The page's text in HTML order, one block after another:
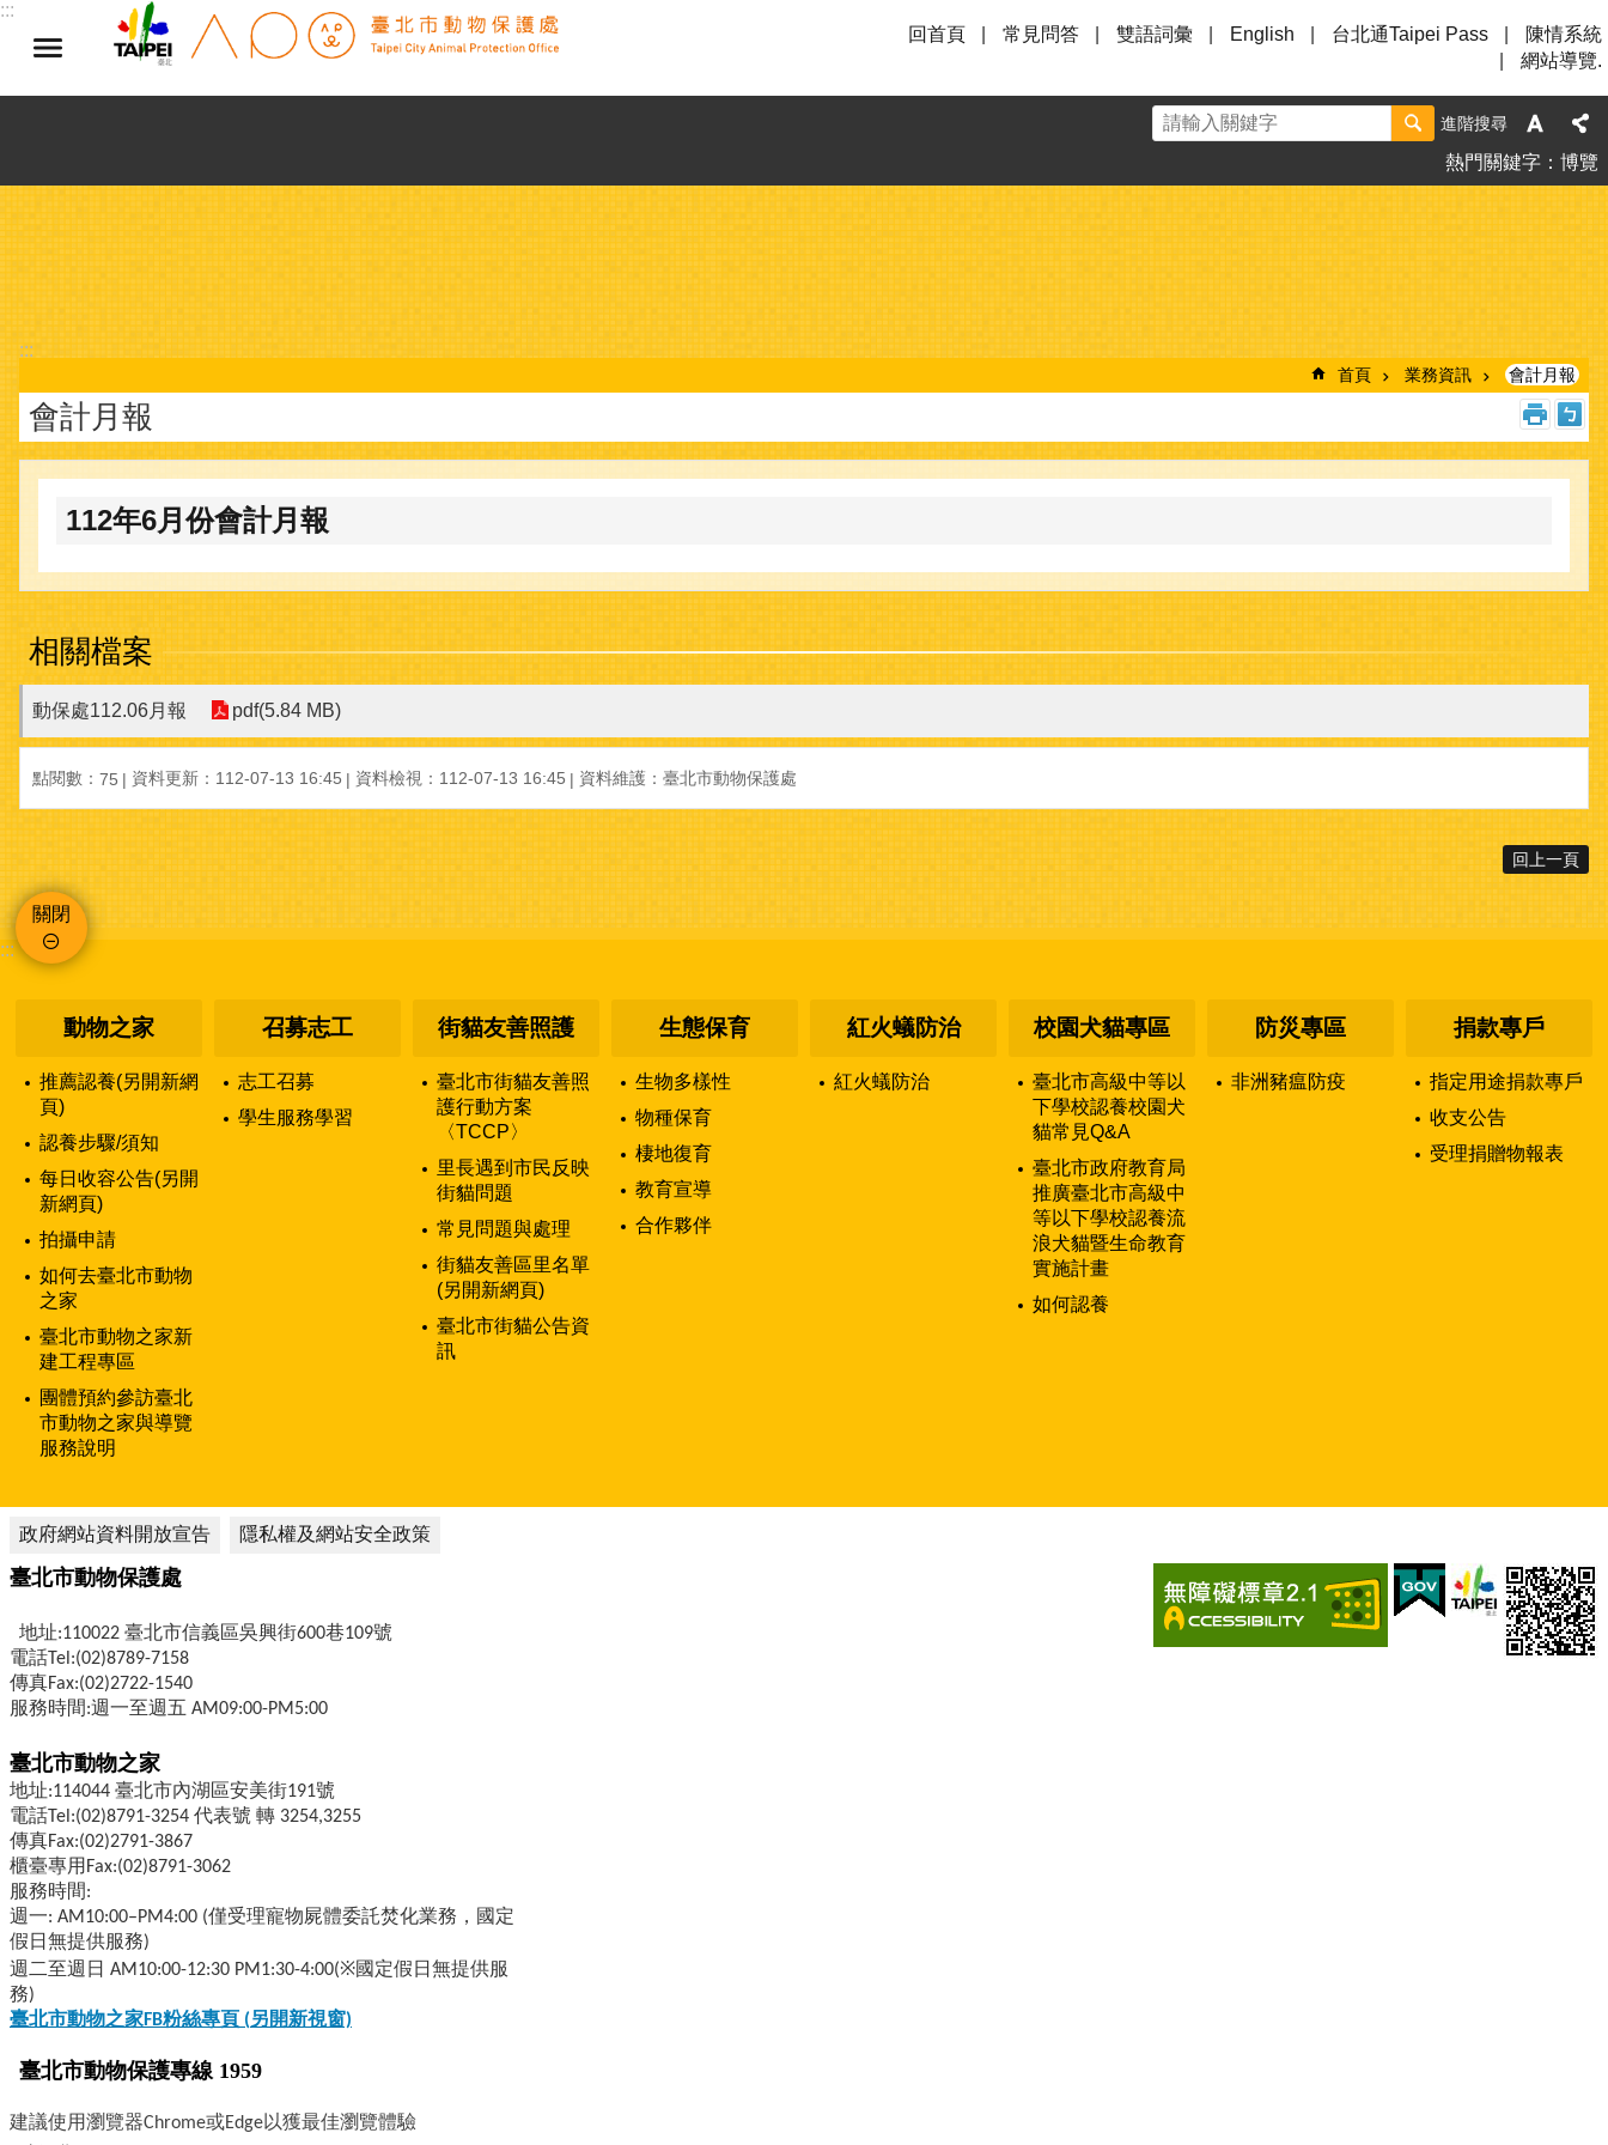
跳到主要內容區塊
:::
回首頁
常見問答 雙語詞彙 English 台北通Taipei Pass
陳情系統
網站導覽.
進階搜尋
熱門關鍵字 博覽
:::
首頁 業務資訊 會計月報
會計月報
112年6月份會計月報
相關檔案
動保處112.06月報 pdf(5.84 MB)
點閱數： 75 資料更新：112-07-13 16:45 資料檢視：112-07-13 16:45 資料維護：臺北市動物保護處
回上一頁
關閉
:::
動物之家
推薦認養(另開新網
頁)
認養步驟/須知
每日收容公告(另開
新網頁)
拍攝申請
如何去臺北市動物
之家
臺北市動物之家新
建工程專區
團體預約參訪臺北
市動物之家與導覽
服務說明
召募志工
志工召募
學生服務學習
街貓友善照護
臺北市街貓友善照
護行動方案
〈TCCP〉
里長遇到市民反映
街貓問題
常見問題與處理
街貓友善區里名單
(另開新網頁)
臺北市街貓公告資
訊
生態保育
生物多樣性
物種保育
棲地復育
教育宣導
合作夥伴
紅火蟻防治
紅火蟻防治
校園犬貓專區
臺北市高級中等以
下學校認養校園犬
貓常見Q&A
臺北市政府教育局
推廣臺北市高級中
等以下學校認養流
浪犬貓暨生命教育
實施計畫
如何認養
防災專區
非洲豬瘟防疫
捐款專戶
指定用途捐款專戶
收支公告
受理捐贈物報表
政府網站資料開放宣告 隱私權及網站安全政策
臺北市動物保護處
地址:110022 臺北市信義區吳興街600巷109號
電話Tel:(02)8789-7158
傳真Fax:(02)2722-1540
服務時間:週一至週五 AM09:00-PM5:00
臺北市動物之家
地址:114044 臺北市內湖區安美街191號
電話Tel:(02)8791-3254 代表號 轉 3254,3255
傳真Fax:(02)2791-3867
櫃臺專用Fax:(02)8791-3062
服務時間:
週一: AM10:00–PM4:00 (僅受理寵物屍體委託焚化業務，國定
假日無提供服務)
週二至週日 AM10:00-12:30 PM1:30-4:00(※國定假日無提供服
務)
臺北市動物之家FB粉絲專頁 (另開新視窗)
臺北市動物保護專線 1959
建議使用瀏覽器Chrome或Edge以獲最佳瀏覽體驗